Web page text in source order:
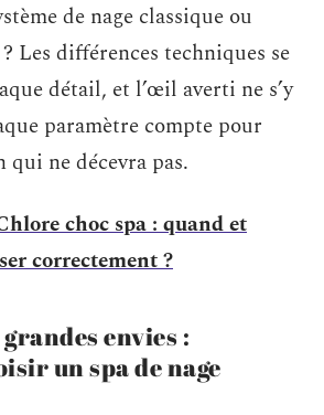
de nage classique ou
Les différences techniques se
détail, et l’œil averti ne s’y
paramètre compte pour
ne décevra pas.
choc spa : quand et
correctement ?
envies :
un spa de nage